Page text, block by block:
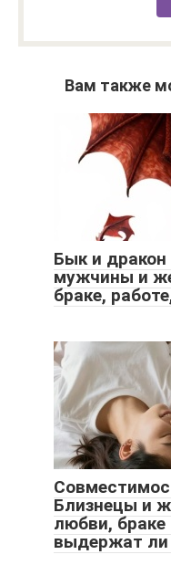
Вам также
Бык и
мужчины и
браке,
Близнецы и
любви,
выдержат ли